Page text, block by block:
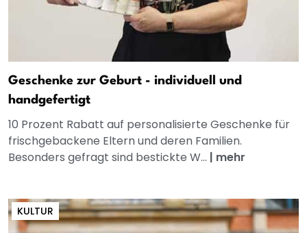
Geschenke zur Geburt - individuell und
handgefertigt
10 Prozent Rabatt auf personalisierte Geschenke für
frischgebackene Eltern und deren Familien.
Besonders gefragt sind bestickte W... | mehr
KULTUR